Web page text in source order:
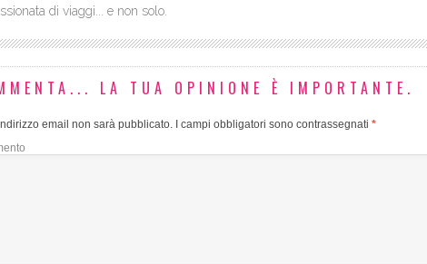
di viaggi... e non solo.
LA TUA OPINIONE È IMPORTANTE.
email non sarà pubblicato. I campi obbligatori sono contrassegnati *